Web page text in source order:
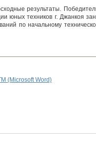
результаты.
юных техников г. Джанкоя
по начальному
(Microsoft Word)